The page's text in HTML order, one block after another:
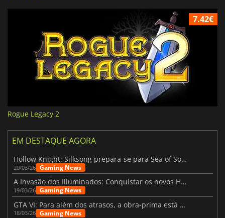
7.42€
Rogue Legacy 2
EM DESTAQUE AGORA
Hollow Knight: Silksong prepara-se para Sea of Sorrow com um patch
20/03/26 Gaming News
A Invasão dos Illuminados: Conquistar os novos Helldivers 2 Atualização!
19/03/26 Gaming News
GTA VI: Para além dos atrasos, a obra-prima está quase a chegar
18/03/26 Gaming News